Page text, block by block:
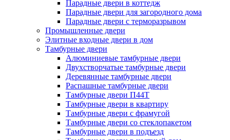
Парадные двери в коттедж
Парадные двери для загородного дома
Парадные двери с терморазрывом
Промышленные двери
Элитные входные двери в дом
Тамбурные двери
Алюминиевые тамбурные двери
Двухстворчатые тамбурные двери
Деревянные тамбурные двери
Распашные тамбурные двери
Тамбурные двери П44Т
Тамбурные двери в квартиру
Тамбурные двери с фрамугой
Тамбурные двери со стеклопакетом
Тамбурные двери в подъезд